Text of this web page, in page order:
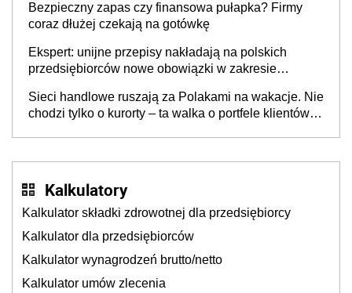
Bezpieczny zapas czy finansowa pułapka? Firmy
coraz dłużej czekają na gotówkę
Ekspert: unijne przepisy nakładają na polskich
przedsiębiorców nowe obowiązki w zakresie
Sieci handlowe ruszają za Polakami na wakacje. Nie
chodzi tylko o kurorty – ta walka o portfele klientów
Kalkulatory
Kalkulator składki zdrowotnej dla przedsiębiorcy
Kalkulator dla przedsiębiorców
Kalkulator wynagrodzeń brutto/netto
Kalkulator umów zlecenia